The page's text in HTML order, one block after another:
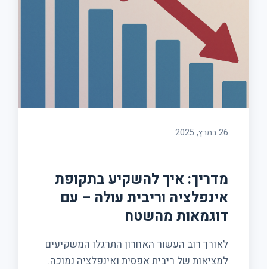
26 במרץ, 2025
מדריך: איך להשקיע בתקופת
אינפלציה וריבית עולה – עם
דוגמאות מהשטח
לאורך רוב העשור האחרון התרגלו המשקיעים
למציאות של ריבית אפסית ואינפלציה נמוכה.